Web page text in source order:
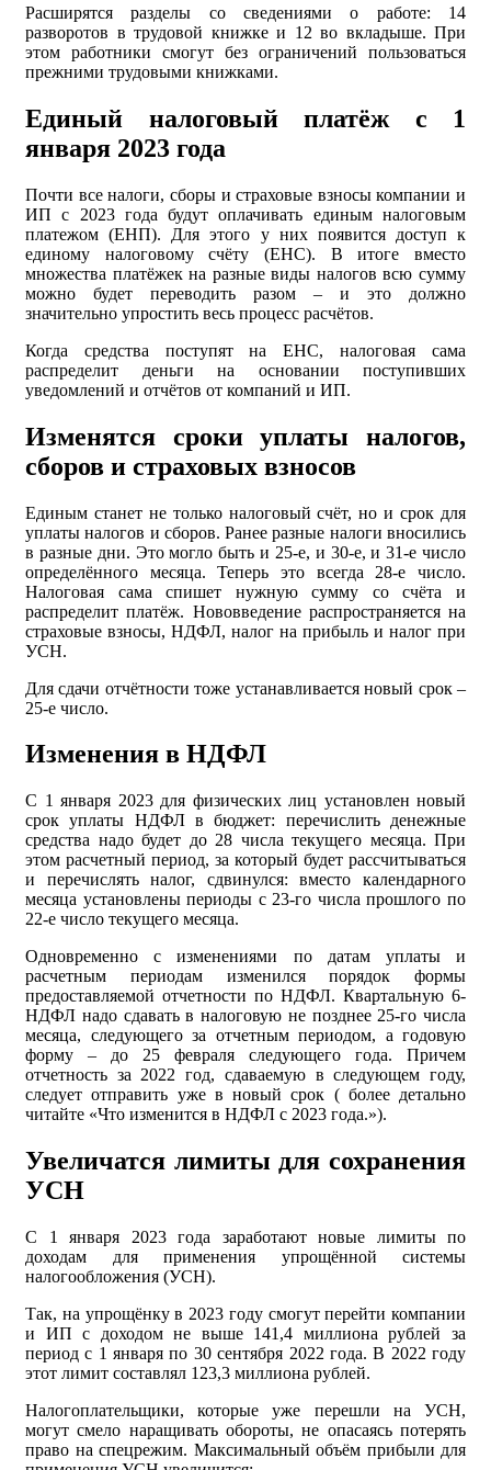
Расширятся разделы со сведениями о работе: 14
разворотов в трудовой книжке и 12 во вкладыше. При
этом работники смогут без ограничений пользоваться
прежними трудовыми книжками.
Единый налоговый платёж с 1
января 2023 года
Почти все налоги, сборы и страховые взносы компании и
ИП с 2023 года будут оплачивать единым налоговым
платежом (ЕНП). Для этого у них появится доступ к
единому налоговому счёту (ЕНС). В итоге вместо
множества платёжек на разные виды налогов всю сумму
можно будет переводить разом – и это должно
значительно упростить весь процесс расчётов.
Когда средства поступят на ЕНС, налоговая сама
распределит деньги на основании поступивших
уведомлений и отчётов от компаний и ИП.
Изменятся сроки уплаты налогов,
сборов и страховых взносов
Единым станет не только налоговый счёт, но и срок для
уплаты налогов и сборов. Ранее разные налоги вносились
в разные дни. Это могло быть и 25-е, и 30-е, и 31-е число
определённого месяца. Теперь это всегда 28-е число.
Налоговая сама спишет нужную сумму со счёта и
распределит платёж. Нововведение распространяется на
страховые взносы, НДФЛ, налог на прибыль и налог при
УСН.
Для сдачи отчётности тоже устанавливается новый срок –
25-е число.
Изменения в НДФЛ
С 1 января 2023 для физических лиц установлен новый
срок уплаты НДФЛ в бюджет: перечислить денежные
средства надо будет до 28 числа текущего месяца. При
этом расчетный период, за который будет рассчитываться
и перечислять налог, сдвинулся: вместо календарного
месяца установлены периоды с 23-го числа прошлого по
22-е число текущего месяца.
Одновременно с изменениями по датам уплаты и
расчетным периодам изменился порядок формы
предоставляемой отчетности по НДФЛ. Квартальную 6-
НДФЛ надо сдавать в налоговую не позднее 25-го числа
месяца, следующего за отчетным периодом, а годовую
форму – до 25 февраля следующего года. Причем
отчетность за 2022 год, сдаваемую в следующем году,
следует отправить уже в новый срок ( более детально
читайте «Что изменится в НДФЛ с 2023 года.»).
Увеличатся лимиты для сохранения
УСН
С 1 января 2023 года заработают новые лимиты по
доходам для применения упрощённой системы
налогообложения (УСН).
Так, на упрощёнку в 2023 году смогут перейти компании
и ИП с доходом не выше 141,4 миллиона рублей за
период с 1 января по 30 сентября 2022 года. В 2022 году
этот лимит составлял 123,3 миллиона рублей.
Налогоплательщики, которые уже перешли на УСН,
могут смело наращивать обороты, не опасаясь потерять
право на спецрежим. Максимальный объём прибыли для